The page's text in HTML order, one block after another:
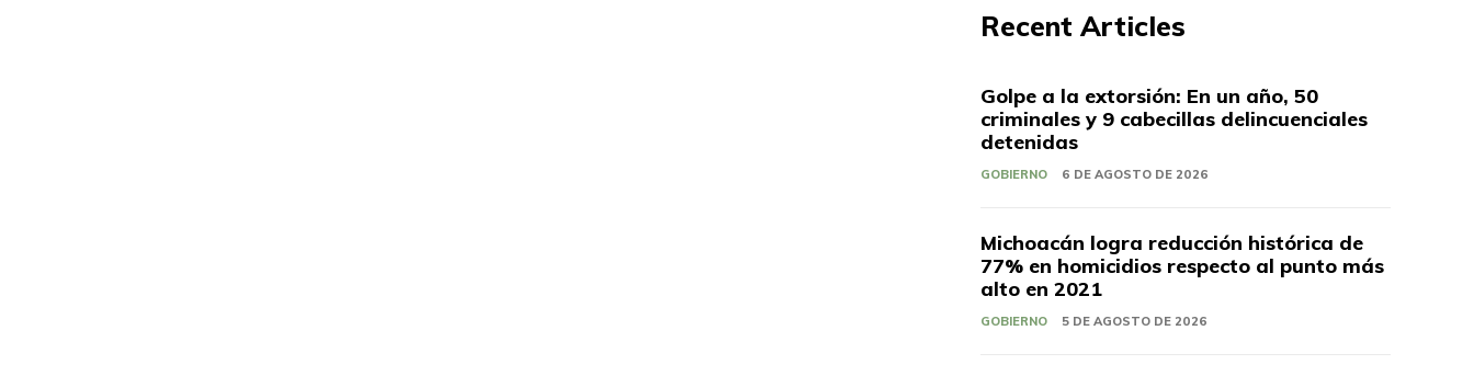
Recent Articles
Golpe a la extorsión: En un año, 50
criminales y 9 cabecillas delincuenciales
detenidas
GOBIERNO 6 DE AGOSTO DE 2026
Michoacán logra reducción histórica de
77% en homicidios respecto al punto más
alto en 2021
GOBIERNO 5 DE AGOSTO DE 2026